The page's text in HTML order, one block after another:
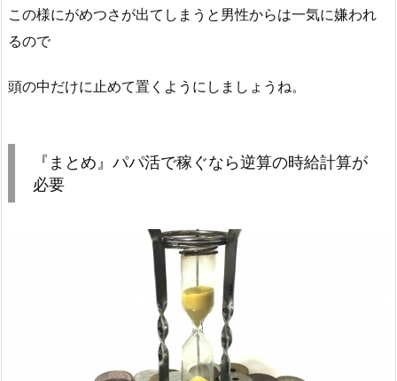
この様にがめつさが出てしまうと男性からは一気に嫌われ
るので
頭の中だけに止めて置くようにしましょうね。
『まとめ』パパ活で稼ぐなら逆算の時給計算が
必要